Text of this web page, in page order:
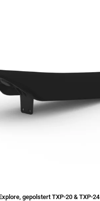
gepolstert TXP-20 & TXP-24